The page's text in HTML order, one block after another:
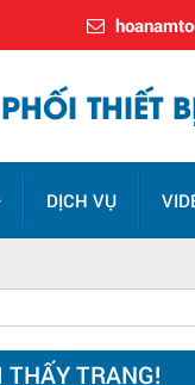
THIẾT
DỊCH VỤ
TRANG!